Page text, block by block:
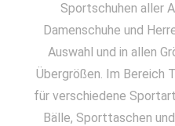
Sportschuhen aller
Damenschuhe und
Auswahl und in allen
Übergrößen. Im Bereich
für verschiedene
Bälle, Sporttaschen